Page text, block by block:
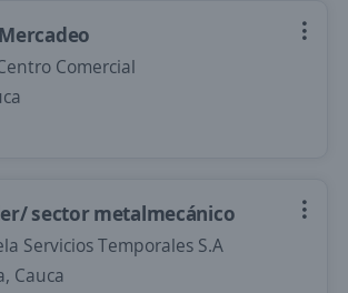
Comercial
sector metalmecánico
Servicios Temporales S.A
Cauca